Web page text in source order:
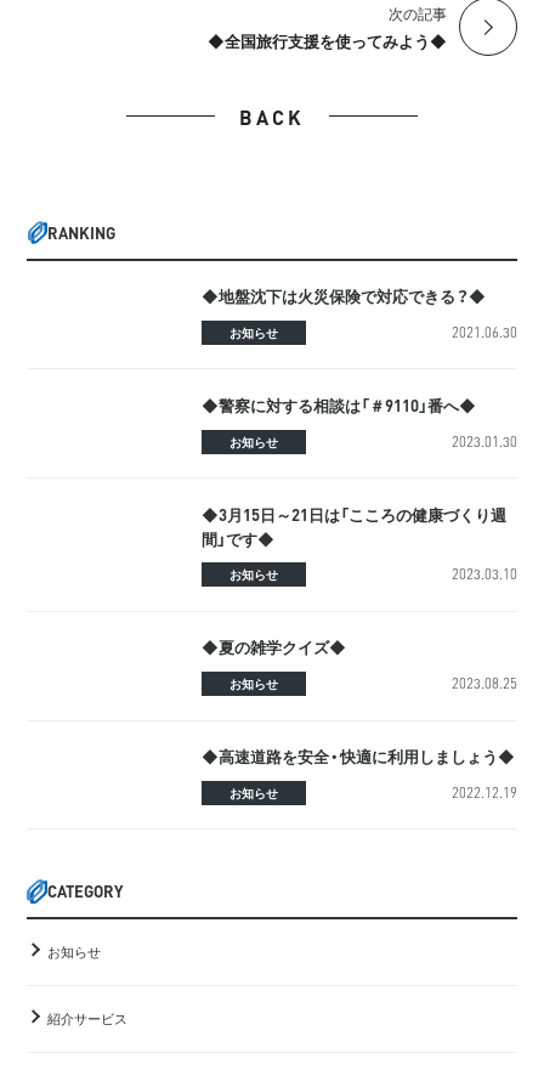
次の記事
◆全国旅行支援を使ってみよう◆
BACK
RANKING
◆地盤沈下は火災保険で対応できる？◆
お知らせ 2021.06.30
◆警察に対する相談は「＃9110」番へ◆
お知らせ 2023.01.30
◆3月15日～21日は「こころの健康づくり週
間」です◆
お知らせ 2023.03.10
◆夏の雑学クイズ◆
お知らせ 2023.08.25
◆高速道路を安全・快適に利用しましょう◆
お知らせ 2022.12.19
CATEGORY
お知らせ
紹介サービス